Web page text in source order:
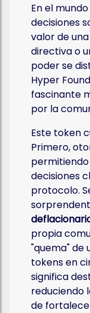
En el
decisiones
valor de
directiva o
poder se
Hyper
fascinante
por la
Este token
Primero,
decisiones
protocolo.
propia
"quema" de
tokens en
significa
reduciendo
de